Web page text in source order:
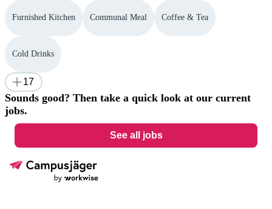
Furnished Kitchen Communal Meal Coffee & Tea
Cold Drinks
17
Sounds good? Then take a quick look at our current
jobs.
See all jobs